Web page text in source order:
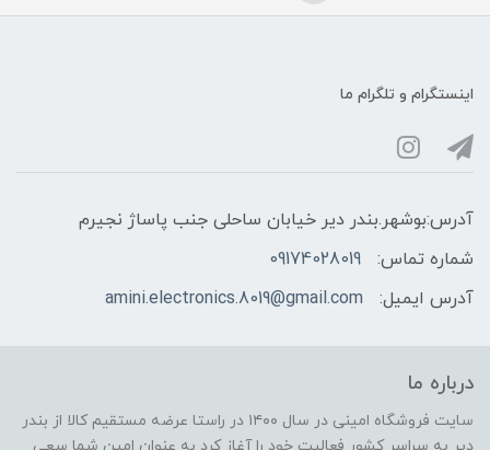
اینستگرام و تلگرام ما
آدرس:بوشهر.بندر دیر خیابان ساحلی جنب پاساژ نجیرم
شماره تماس:
09174028019
آدرس ایمیل:
amini.electronics.8019@gmail.com
درباره ما
سایت فروشگاه امینی در سال ۱۴۰۰ در راستا عرضه مستقیم کالا از بندر